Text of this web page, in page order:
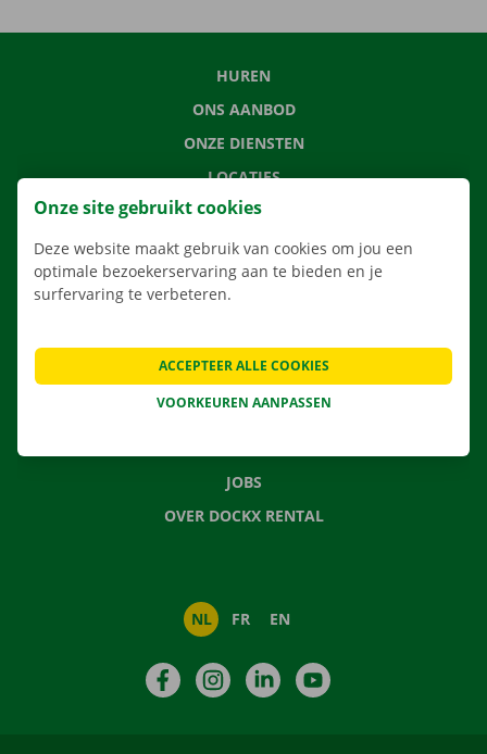
HUREN
ONS AANBOD
ONZE DIENSTEN
LOCATIES
APP
VERHUISOPLOSSINGEN
CONTACTEER ONS
VEELGESTELDE VRAGEN
NIEUWS
JOBS
OVER DOCKX RENTAL
NL FR EN
FacebookInstagramLinkedIn
Onze site gebruikt cookies
Deze website maakt gebruik van cookies om jou een
optimale bezoekerservaring aan te bieden en je
surfervaring te verbeteren.
VOORKEUREN AANPASSEN
ACCEPTEER ALLE COOKIES